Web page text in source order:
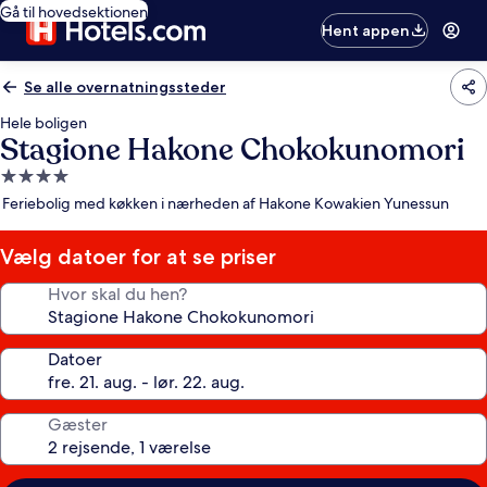
Gå til hovedsektionen
Hent appen
Se alle overnatningssteder
Hele boligen
Stagione Hakone Chokokunomori
4.0-
stjernet
Feriebolig med køkken i nærheden af Hakone Kowakien Yunessun
Vælg datoer for at se priser
Hvor skal du hen?
Datoer
Gæster